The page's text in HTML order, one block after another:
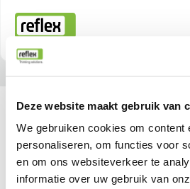
Deze website maakt gebruik van
We gebruiken cookies om content
personaliseren, om functies voor
en om ons websiteverkeer te
informatie over uw gebruik van
Homepage